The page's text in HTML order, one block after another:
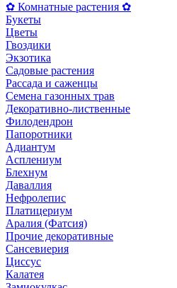
✿ Комнатные растения ✿
Букеты
Цветы
Гвоздики
Экзотика
Садовые растения
Рассада и саженцы
Семена газонных трав
Декоративно-лиственные
Филодендрон
Папоротники
Адиантум
Асплениум
Блехнум
Даваллия
Нефролепис
Платицериум
Аралия (Фатсия)
Прочие декоративные
Сансевиерия
Циссус
Калатея